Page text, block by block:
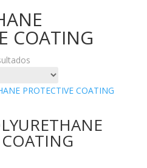
COATING